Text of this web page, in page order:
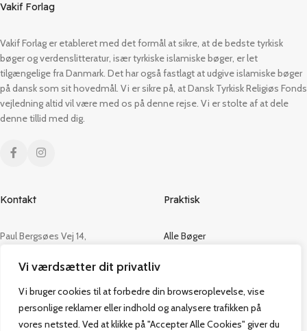
Vi værdsætter dit privatliv
Vi bruger cookies til at forbedre din browseroplevelse, vise
personlige reklamer eller indhold og analysere trafikken på
vores netsted. Ved at klikke på "Accepter Alle Cookies" giver du
Vakif Forlag
Vakif Forlag er etableret med det formål at sikre, at de bedste tyrkisk
bøger og verdenslitteratur, især tyrkiske islamiske bøger, er let
tilgængelige fra Danmark. Det har også fastlagt at udgive islamiske bøger
på dansk som sit hovedmål. Vi er sikre på, at Dansk Tyrkisk Religiøs Fonds
vejledning altid vil være med os på denne rejse. Vi er stolte af at dele
denne tillid med dig.
Kontakt
Paul Bergsøes Vej 14,
CVR: 42813915
admin@vakifforlag.dk
+45 26 24 2354
Praktisk
Alle Bøger
Kontakt